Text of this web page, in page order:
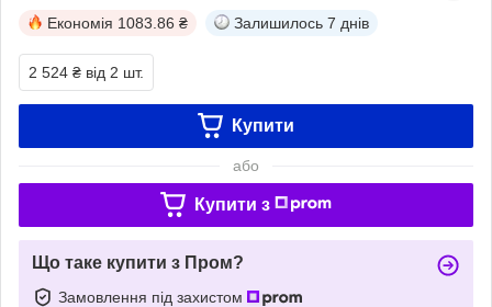
Економія 1083.86 ₴ Залишилось 7 днів
2 524 ₴ від 2 шт.
Купити
або
Купити з
Що таке купити з Пром?
Замовлення під захистом